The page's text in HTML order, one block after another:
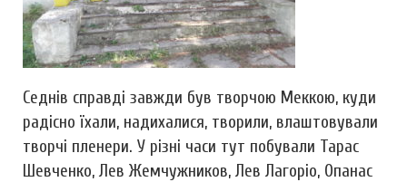
Седнів справді завжди був творчою Меккою, куди
радісно їхали, надихалися, творили, влаштовували
творчі пленери. У різні часи тут побували Тарас
Шевченко, Лев Жемчужников, Лев Лагоріо, Опанас